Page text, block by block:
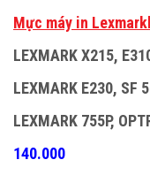
Mực máy in
LEXMARK X215,
LEXMARK E230, SF
LEXMARK 755P,
140.000